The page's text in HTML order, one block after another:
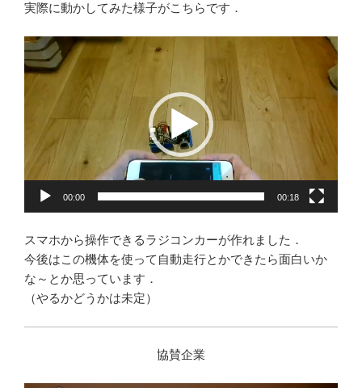
実際に動かしてみた様子がこちらです．
動
画
ー
00:00 00:18
スマホから操作できるラジコンカーが作れました．
今後はこの機体を使って自動走行とかできたら面白いか
な～とか思っています．
（やるかどうかは未定）
協賛企業